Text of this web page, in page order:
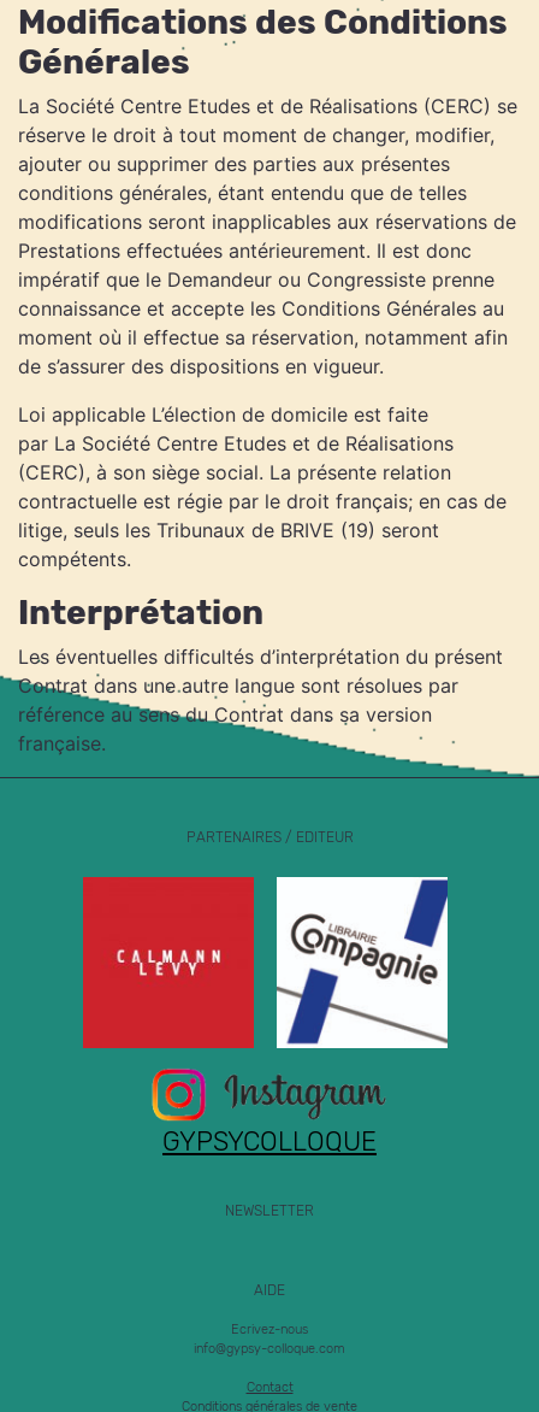
Modifications des Conditions
Générales
La Société Centre Etudes et de Réalisations (CERC) se
réserve le droit à tout moment de changer, modifier,
ajouter ou supprimer des parties aux présentes
conditions générales, étant entendu que de telles
modifications seront inapplicables aux réservations de
Prestations effectuées antérieurement. Il est donc
impératif que le Demandeur ou Congressiste prenne
connaissance et accepte les Conditions Générales au
moment où il effectue sa réservation, notamment afin
de s’assurer des dispositions en vigueur.
Loi applicable L’élection de domicile est faite
par La Société Centre Etudes et de Réalisations
(CERC), à son siège social. La présente relation
contractuelle est régie par le droit français; en cas de
litige, seuls les Tribunaux de BRIVE (19) seront
compétents.
Interprétation
Les éventuelles difficultés d’interprétation du présent
Contrat dans une autre langue sont résolues par
référence au sens du Contrat dans sa version
française.
PARTENAIRES / EDITEUR
GYPSYCOLLOQUE
NEWSLETTER
AIDE
Ecrivez-nous
info@gypsy-colloque.com
Contact
Conditions générales de vente